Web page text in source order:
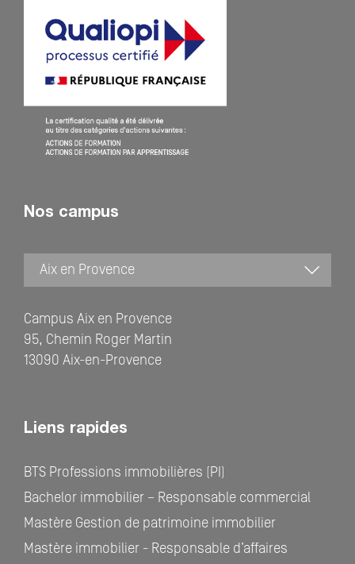
Nos campus
Campus Aix en Provence
95, Chemin Roger Martin
13090 Aix-en-Provence
Liens rapides
BTS Professions immobilières (PI)
Bachelor immobilier – Responsable commercial
Mastère Gestion de patrimoine immobilier
Mastère immobilier - Responsable d’affaires